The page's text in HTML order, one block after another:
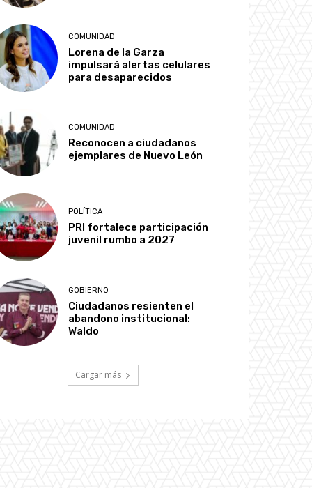
COMUNIDAD
Lorena de la Garza
impulsará alertas celulares
para desaparecidos
COMUNIDAD
Reconocen a ciudadanos
ejemplares de Nuevo León
POLÍTICA
PRI fortalece participación
juvenil rumbo a 2027
GOBIERNO
Ciudadanos resienten el
abandono institucional:
Waldo
Cargar más